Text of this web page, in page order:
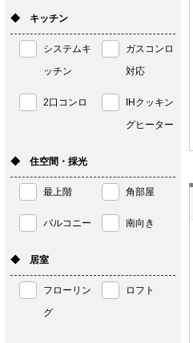
◆ キッチン
システムキ
ッチン
ガスコンロ
対応
2口コンロ
IHクッキン
グヒーター
◆ 住空間・採光
最上階 角部屋
バルコニー 南向き
◆ 居室
フローリン
グ
ロフト